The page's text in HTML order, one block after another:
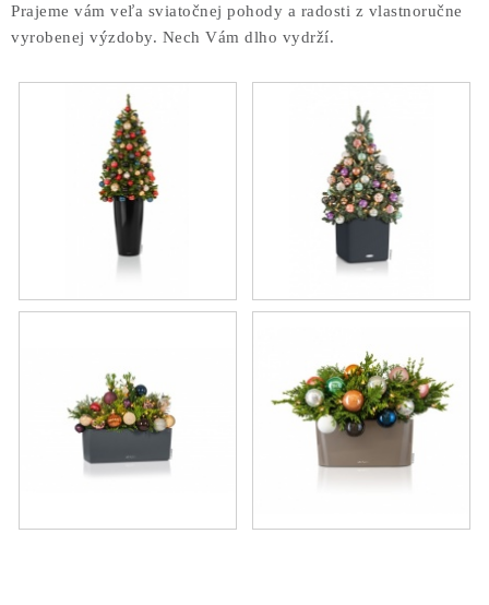
Prajeme vám veľa sviatočnej pohody a radosti z vlastnoručne
vyrobenej výzdoby. Nech Vám dlho vydrží.